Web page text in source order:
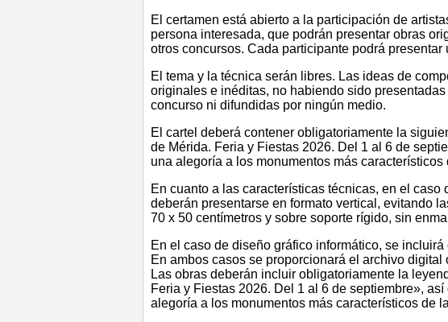
El certamen está abierto a la participación de
persona interesada, que podrán presentar obras
otros concursos. Cada participante podrá presentar
El tema y la técnica serán libres. Las ideas de
originales e inéditas, no habiendo sido
concurso ni difundidas por ningún medio.
El cartel deberá contener obligatoriamente la
de Mérida. Feria y Fiestas 2026. Del 1 al 6 de
una alegoría a los monumentos más característicos
En cuanto a las características técnicas, en el
deberán presentarse en formato vertical, evitando
70 x 50 centímetros y sobre soporte rígido, sin
En el caso de diseño gráfico informático, se
En ambos casos se proporcionará el archivo
Las obras deberán incluir obligatoriamente la
Feria y Fiestas 2026. Del 1 al 6 de septiembre»,
alegoría a los monumentos más característicos de